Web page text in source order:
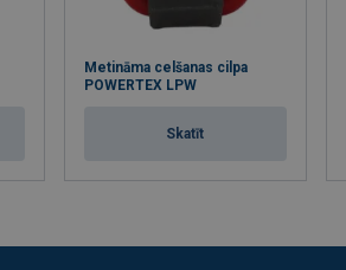
Metināma celšanas cilpa
POWERTEX LPW
Skatīt